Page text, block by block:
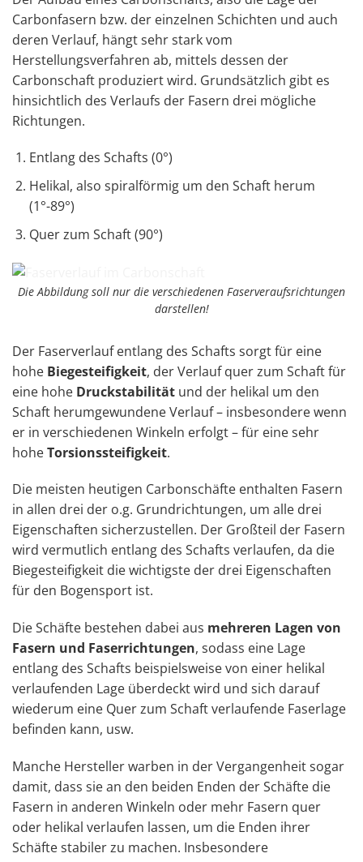
Carbonfasern bzw. der einzelnen Schichten und auch
deren Verlauf, hängt sehr stark vom
Herstellungsverfahren ab, mittels dessen der
Carbonschaft produziert wird. Grundsätzlich gibt es
hinsichtlich des Verlaufs der Fasern drei mögliche
Richtungen.
Entlang des Schafts (0°)
Helikal, also spiralförmig um den Schaft herum
(1°-89°)
Quer zum Schaft (90°)
Die Abbildung soll nur die verschiedenen Faserveraufsrichtungen
darstellen!
Der Faserverlauf entlang des Schafts sorgt für eine
hohe Biegesteifigkeit, der Verlauf quer zum Schaft für
eine hohe Druckstabilität und der helikal um den
Schaft herumgewundene Verlauf – insbesondere wenn
er in verschiedenen Winkeln erfolgt – für eine sehr
hoheTorsionssteifigkeit.
Die meisten heutigen Carbonschäfte enthalten Fasern
in allen drei der o.g. Grundrichtungen, um alle drei
Eigenschaften sicherzustellen. Der Großteil der Fasern
wird vermutlich entlang des Schafts verlaufen, da die
Biegesteifigkeit die wichtigste der drei Eigenschaften
für den Bogensport ist.
Die Schäfte bestehen dabei aus mehreren Lagen von
Fasern und Faserrichtungen, sodass eine Lage
entlang des Schafts beispielsweise von einer helikal
verlaufenden Lage überdeckt wird und sich darauf
wiederum eine Quer zum Schaft verlaufende Faserlage
befinden kann, usw.
Manche Hersteller warben in der Vergangenheit sogar
damit, dass sie an den beiden Enden der Schäfte die
Fasern in anderen Winkeln oder mehr Fasern quer
oder helikal verlaufen lassen, um die Enden ihrer
Schäfte stabiler zu machen. Insbesondere